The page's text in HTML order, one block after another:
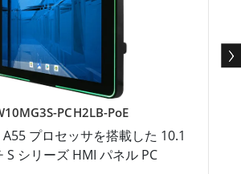
PCH2LB-PoE
プロセッサを搭載した 10.1
S シリーズ HMI パネル PC